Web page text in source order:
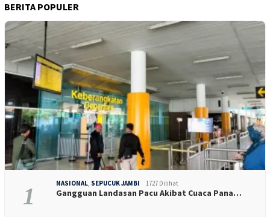
BERITA POPULER
1 NASIONAL, SEPUCUK JAMBI 1727 Dilihat
Gangguan Landasan Pacu Akibat Cuaca Pana…